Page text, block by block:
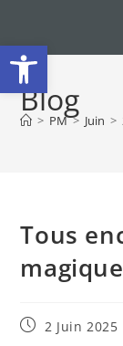
Ouvrir
Blog
> PM > Juin >
Tous
2 Juin 2025